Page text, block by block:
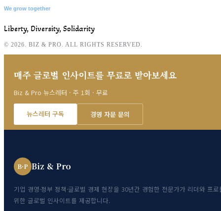
We grow together
Liberty, Diversity, Solidarity
© 2026. BIZ & PRO. ALL RIGHTS RESERVED.
매주 글로벌 인사이트를 무료로 받아보세요
Biz & Pro 뉴스레터 · 주 1회 · 무료
뉴스레터 구독 경영 자문 문의
B·P Biz & Pro
기업 경영·정부 정책·글로벌 경제 현장을 30년간 경험한 전문가가 리더와 프로
위한 글로벌 인사이트를 제공합니다.